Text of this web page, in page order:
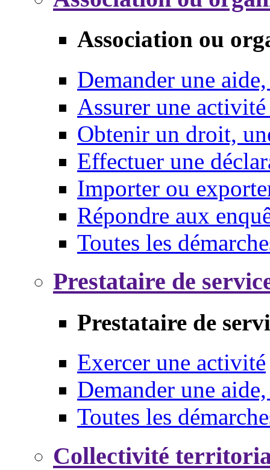
Association ou
Demander une
Assurer une
Obtenir un droit,
Effectuer une
Importer ou
Répondre aux
Toutes les
Prestataire de
Prestataire de
Exercer une activité
Demander une
Toutes les
Collectivité